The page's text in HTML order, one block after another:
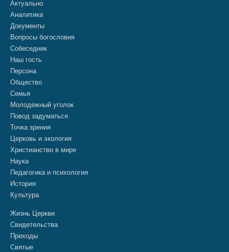
Актуально
Аналитика
Документы
Вопросы богословия
Собеседник
Наш гость
Персона
Общество
Семья
Молодежный уголок
Повод задуматься
Точка зрения
Церковь и экология
Христианство в мире
Наука
Педагогика и психология
История
Культура
Жизнь Церкви
Свидетельства
Приходы
Святые